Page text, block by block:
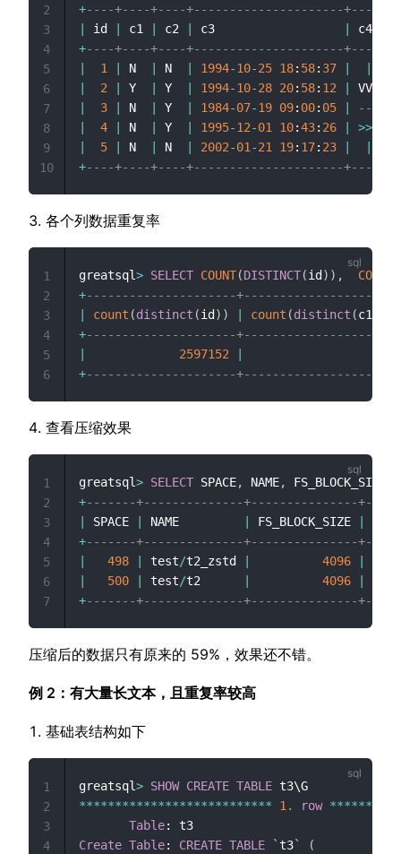
+----+----+----+---------------------
|
id | c1 | c2 | c3 |
+----+----+----+---------------------
|
1 | N | N | 1994-10-25 18: 58: 37 |
|
|
2 | Y | Y | 1994-10-28 20: 58: 12 |
|
3 | N | Y | 1984-07-19 09: 00: 05 |
|
4 | N | Y | 1995-12-01 10:43: 26 | >>
|
5 | N | N | 2002-01 -21 19: 17: 23 |
|
+----+----+----+---------------------
2
3
4
5
6
7
8
9
10
各个列数据重复率
greatsql> SELECT COUNT(DISTINCT(id) ) , COUNT
+---------------------+---------------------
|
count (distinct (id) ) | count (distinct (c1
+---------------------+---------------------
|
2597152 |
+---------------------+---------------------
1
2
3
4
5
6
查看压缩效果
greatsql> SELECT SPACE, NAME, FS_BLOCK_SIZE
+-------+--------------+---------------
|
SPACE | NAME | FS_BLOCK_SIZE |
+-------+--------------+---------------
|
498 | test/t2_zstd | 4096 |
|
500 | test/t2 | 4096 |
+-------+--------------+---------------
1
2
3
4
5
6
7
压缩后的数据只有原来的 59%，效果还不错。
例 2：有大量长文本，且重复率较高
基础表结构如下
greatsql> SHOW CREATE TABLE
*************************** 1. row ******
Table
Create Table: CREATE TABLE ` t3`
(
1
2
3
4